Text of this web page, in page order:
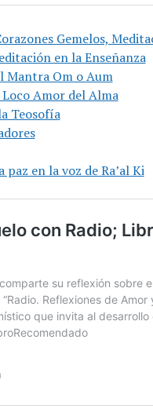
Gemelos,
en la Enseñanza
Mantra Om o Aum
Loco Amor del Alma
Teosofía
en la voz de Ra’al Ki